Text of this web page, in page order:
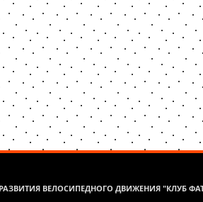
ВЕЛОСИПЕДНОГО ДВИЖЕНИЯ "КЛУБ